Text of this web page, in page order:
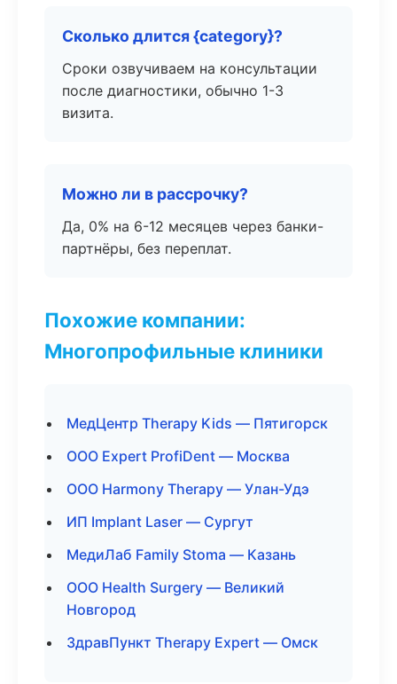
Сколько длится {category}?
Сроки озвучиваем на консультации
после диагностики, обычно 1-3
визита.
Можно ли в рассрочку?
Да, 0% на 6-12 месяцев через банки-
партнёры, без переплат.
Похожие компании:
Многопрофильные клиники
МедЦентр Therapy Kids — Пятигорск
ООО Expert ProfiDent — Москва
ООО Harmony Therapy — Улан-Удэ
ИП Implant Laser — Сургут
МедиЛаб Family Stoma — Казань
ООО Health Surgery — Великий
Новгород
ЗдравПункт Therapy Expert — Омск